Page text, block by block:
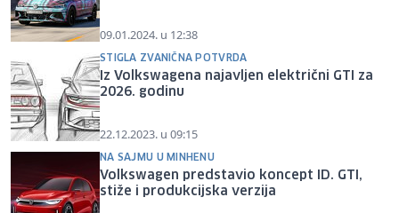
09.01.2024. u 12:38
STIGLA ZVANIČNA POTVRDA
Iz Volkswagena najavljen električni GTI za
2026. godinu
22.12.2023. u 09:15
NA SAJMU U MINHENU
Volkswagen predstavio koncept ID. GTI,
stiže i produkcijska verzija